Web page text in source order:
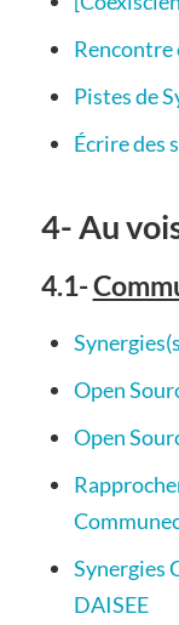
Rencontre
Pistes de
Écrire des
4- Au
4.1-
Open
Open
Synergies
DAISEE